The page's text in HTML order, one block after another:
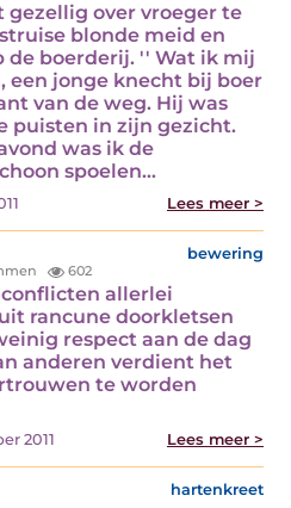
gezellig over vroeger te
blonde meid en
de boerderij. '' Wat ik mij
een jonge knecht bij boer
van de weg. Hij was
puisten in zijn gezicht.
was ik de
spoelen…
Lees meer >
bewering
602
allerlei
rancune doorkletsen
respect aan de dag
anderen verdient het
te worden
2011 Lees meer >
hartenkreet